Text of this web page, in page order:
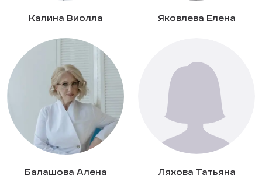
Калина Виолла Яковлева Елена
Балашова Алена Ляхова Татьяна